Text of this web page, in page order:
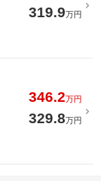
319.9万円
346.2万円
329.8万円